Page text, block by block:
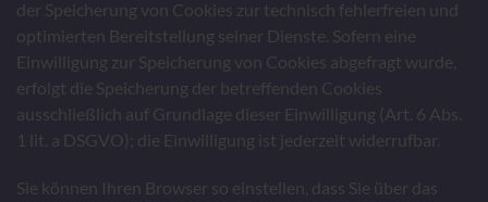
der Speicherung von Cookies zur technisch fehlerfreien und
optimierten Bereitstellung seiner Dienste. Sofern eine
Einwilligung zur Speicherung von Cookies abgefragt wurde,
erfolgt die Speicherung der betreffenden Cookies
ausschließlich auf Grundlage dieser Einwilligung (Art. 6 Abs.
1 lit. a DSGVO); die Einwilligung ist jederzeit widerrufbar.
Sie können Ihren Browser so einstellen, dass Sie über das